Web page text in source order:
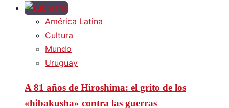
América Latina
Cultura
Mundo
Uruguay
A 81 años de Hiroshima: el grito de los
«hibakusha» contra las guerras